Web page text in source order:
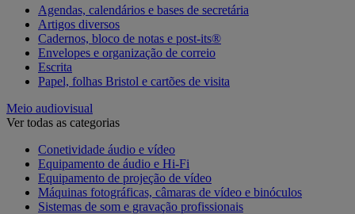
Agendas, calendários e bases de secretária
Artigos diversos
Cadernos, bloco de notas e post-its®
Envelopes e organização de correio
Escrita
Papel, folhas Bristol e cartões de visita
Meio audiovisual
Ver todas as categorias
Conetividade áudio e vídeo
Equipamento de áudio e Hi-Fi
Equipamento de projeção de vídeo
Máquinas fotográficas, câmaras de vídeo e binóculos
Sistemas de som e gravação profissionais